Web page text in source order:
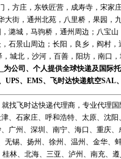
，方庄，东铁匠营，成寿寺，宋
大街，通州北苑，八里桥，果园
潞城，马驹桥，通州周边；八宝
石景山周边；长阳，良乡，阎村
城北，沙河，百善，阳坊，南口
为公司、个人提供全球快递及国际
UPS、 EMS、 飞时达快递航空SAL
找飞时达快递代理商，专业代理
、石家庄、呼和浩特、太原、沈
广州、深圳、南宁、海口、重庆
无锡、扬州、徐州、温州、金华
林、北海、三亚、泸州、南充、